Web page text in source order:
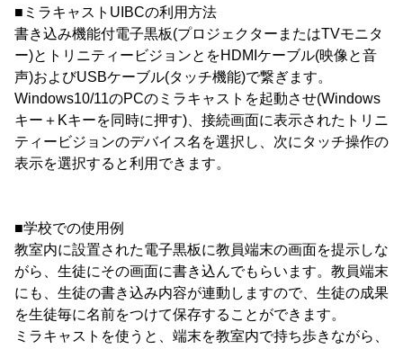
■ミラキャストUIBCの利用方法
書き込み機能付電子黒板(プロジェクターまたはTVモニタ
ー)とトリニティービジョンとをHDMIケーブル(映像と音
声)およびUSBケーブル(タッチ機能)で繋ぎます。
Windows10/11のPCのミラキャストを起動させ(Windows
キー＋Kキーを同時に押す)、接続画面に表示されたトリニ
ティービジョンのデバイス名を選択し、次にタッチ操作の
表示を選択すると利用できます。
■学校での使用例
教室内に設置された電子黒板に教員端末の画面を提示しな
がら、生徒にその画面に書き込んでもらいます。教員端末
にも、生徒の書き込み内容が連動しますので、生徒の成果
を生徒毎に名前をつけて保存することができます。
ミラキャストを使うと、端末を教室内で持ち歩きながら、